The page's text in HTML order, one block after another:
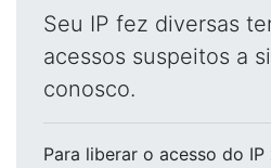
Seu IP fez diversas
acessos suspeitos a
conosco.
Para liberar o acesso do IP